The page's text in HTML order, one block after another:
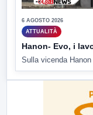
6 AGOSTO 2026
ATTUALITÀ
Hanon- Evo, i
Sulla vicenda